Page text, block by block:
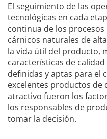
El seguimiento de las
tecnológicas en cada
continua de los
cárnicos naturales de
la vida útil del producto,
características de
definidas y aptas para
excelentes productos de
atractivo fueron los
los responsables de
tomar la decisión.